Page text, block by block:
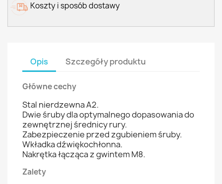
Koszty i sposób dostawy
Opis Szczegóły produktu
Główne cechy
Stal nierdzewna A2.
Dwie śruby dla optymalnego dopasowania do
zewnętrznej średnicy rury.
Zabezpieczenie przed zgubieniem śruby.
Wkładka dźwiękochłonna.
Nakrętka łącząca z gwintem M8.
Zalety